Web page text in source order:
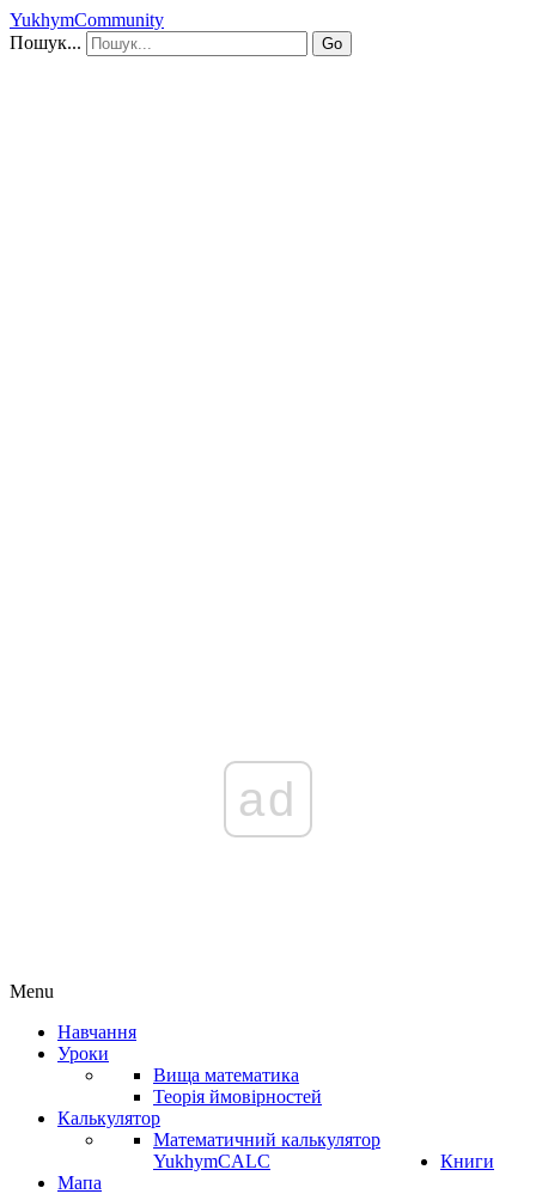
YukhymCommunity
Пошук...
Go
ad
Menu
Навчання
Уроки
Вища математика
Теорія ймовірностей
Калькулятор
Математичний калькулятор
YukhymCALC
Книги
Мапа